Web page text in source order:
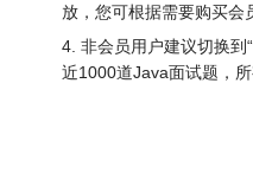
放，您可根据需要购买会
4. 非会员用户建议切换到
近1000道Java面试题 ，